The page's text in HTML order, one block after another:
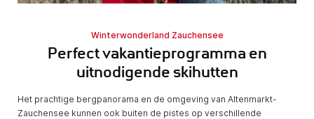
Winterwonderland Zauchensee
Perfect vakantieprogramma en
uitnodigende skihutten
Het prachtige bergpanorama en de omgeving van Altenmarkt-
Zauchensee kunnen ook buiten de pistes op verschillende